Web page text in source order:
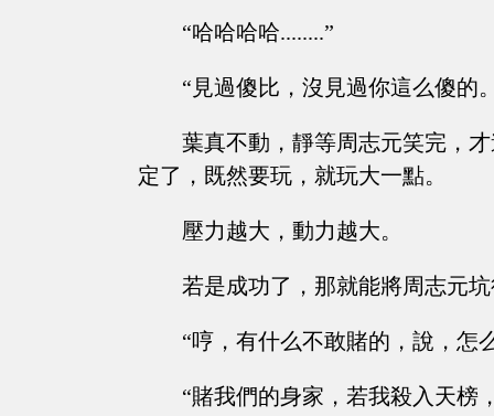
“哈哈哈哈........”
“見過傻比，沒見過你這么傻的
葉真不動，靜等周志元笑完，
定了，既然要玩，就玩大一點。
壓力越大，動力越大。
若是成功了，那就能將周志元
“哼，有什么不敢賭的，說，怎
“賭我們的身家，若我殺入天榜